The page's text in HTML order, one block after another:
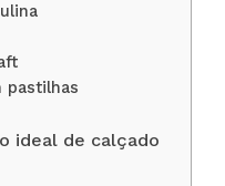
pastilhas
ideal de calçado